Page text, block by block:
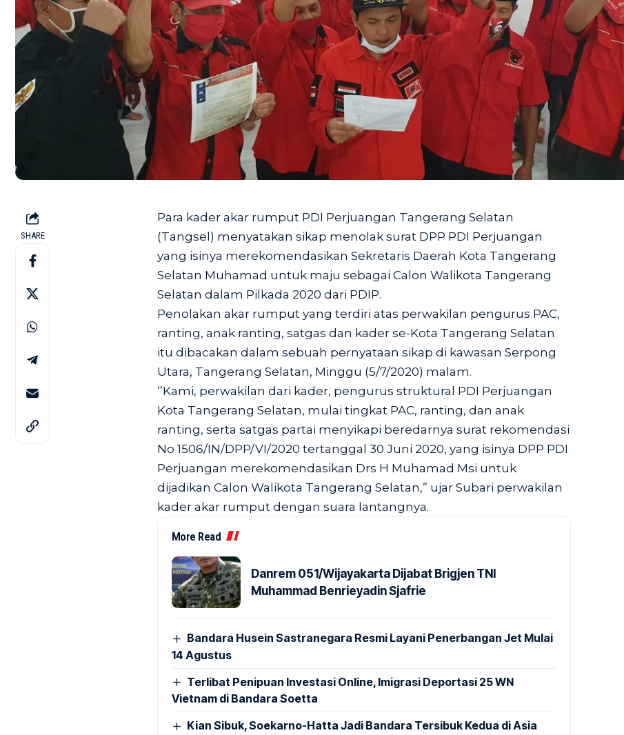
SHARE
Para kader akar rumput PDI Perjuangan Tangerang Selatan
(Tangsel) menyatakan sikap menolak surat DPP PDI Perjuangan
yang isinya merekomendasikan Sekretaris Daerah Kota Tangerang
Selatan Muhamad untuk maju sebagai Calon Walikota Tangerang
Selatan dalam Pilkada 2020 dari PDIP.
Penolakan akar rumput yang terdiri atas perwakilan pengurus PAC,
ranting, anak ranting, satgas dan kader se-Kota Tangerang Selatan
itu dibacakan dalam sebuah pernyataan sikap di kawasan Serpong
Utara, Tangerang Selatan, Minggu (5/7/2020) malam.
‘’Kami, perwakilan dari kader, pengurus struktural PDI Perjuangan
Kota Tangerang Selatan, mulai tingkat PAC, ranting, dan anak
ranting, serta satgas partai menyikapi beredarnya surat rekomendasi
No 1506/IN/DPP/VI/2020 tertanggal 30 Juni 2020, yang isinya DPP PDI
Perjuangan merekomendasikan Drs H Muhamad Msi untuk
dijadikan Calon Walikota Tangerang Selatan,” ujar Subari perwakilan
kader akar rumput dengan suara lantangnya.
More Read
Danrem 051/Wijayakarta Dijabat Brigjen TNI
Muhammad Benrieyadin Sjafrie
Bandara Husein Sastranegara Resmi Layani Penerbangan Jet Mulai
14 Agustus
Terlibat Penipuan Investasi Online, Imigrasi Deportasi 25 WN
Vietnam di Bandara Soetta
Kian Sibuk, Soekarno-Hatta Jadi Bandara Tersibuk Kedua di Asia